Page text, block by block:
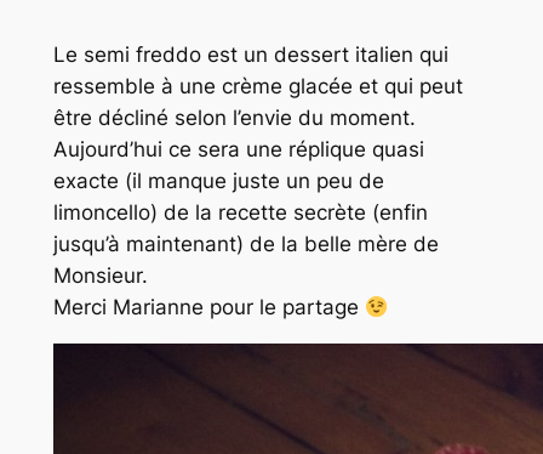
Le semi freddo est un dessert italien qui
ressemble à une crème glacée et qui peut
être décliné selon l’envie du moment.
Aujourd’hui ce sera une réplique quasi
exacte (il manque juste un peu de
limoncello) de la recette secrète (enfin
jusqu’à maintenant) de la belle mère de
Monsieur.
Merci Marianne pour le partage